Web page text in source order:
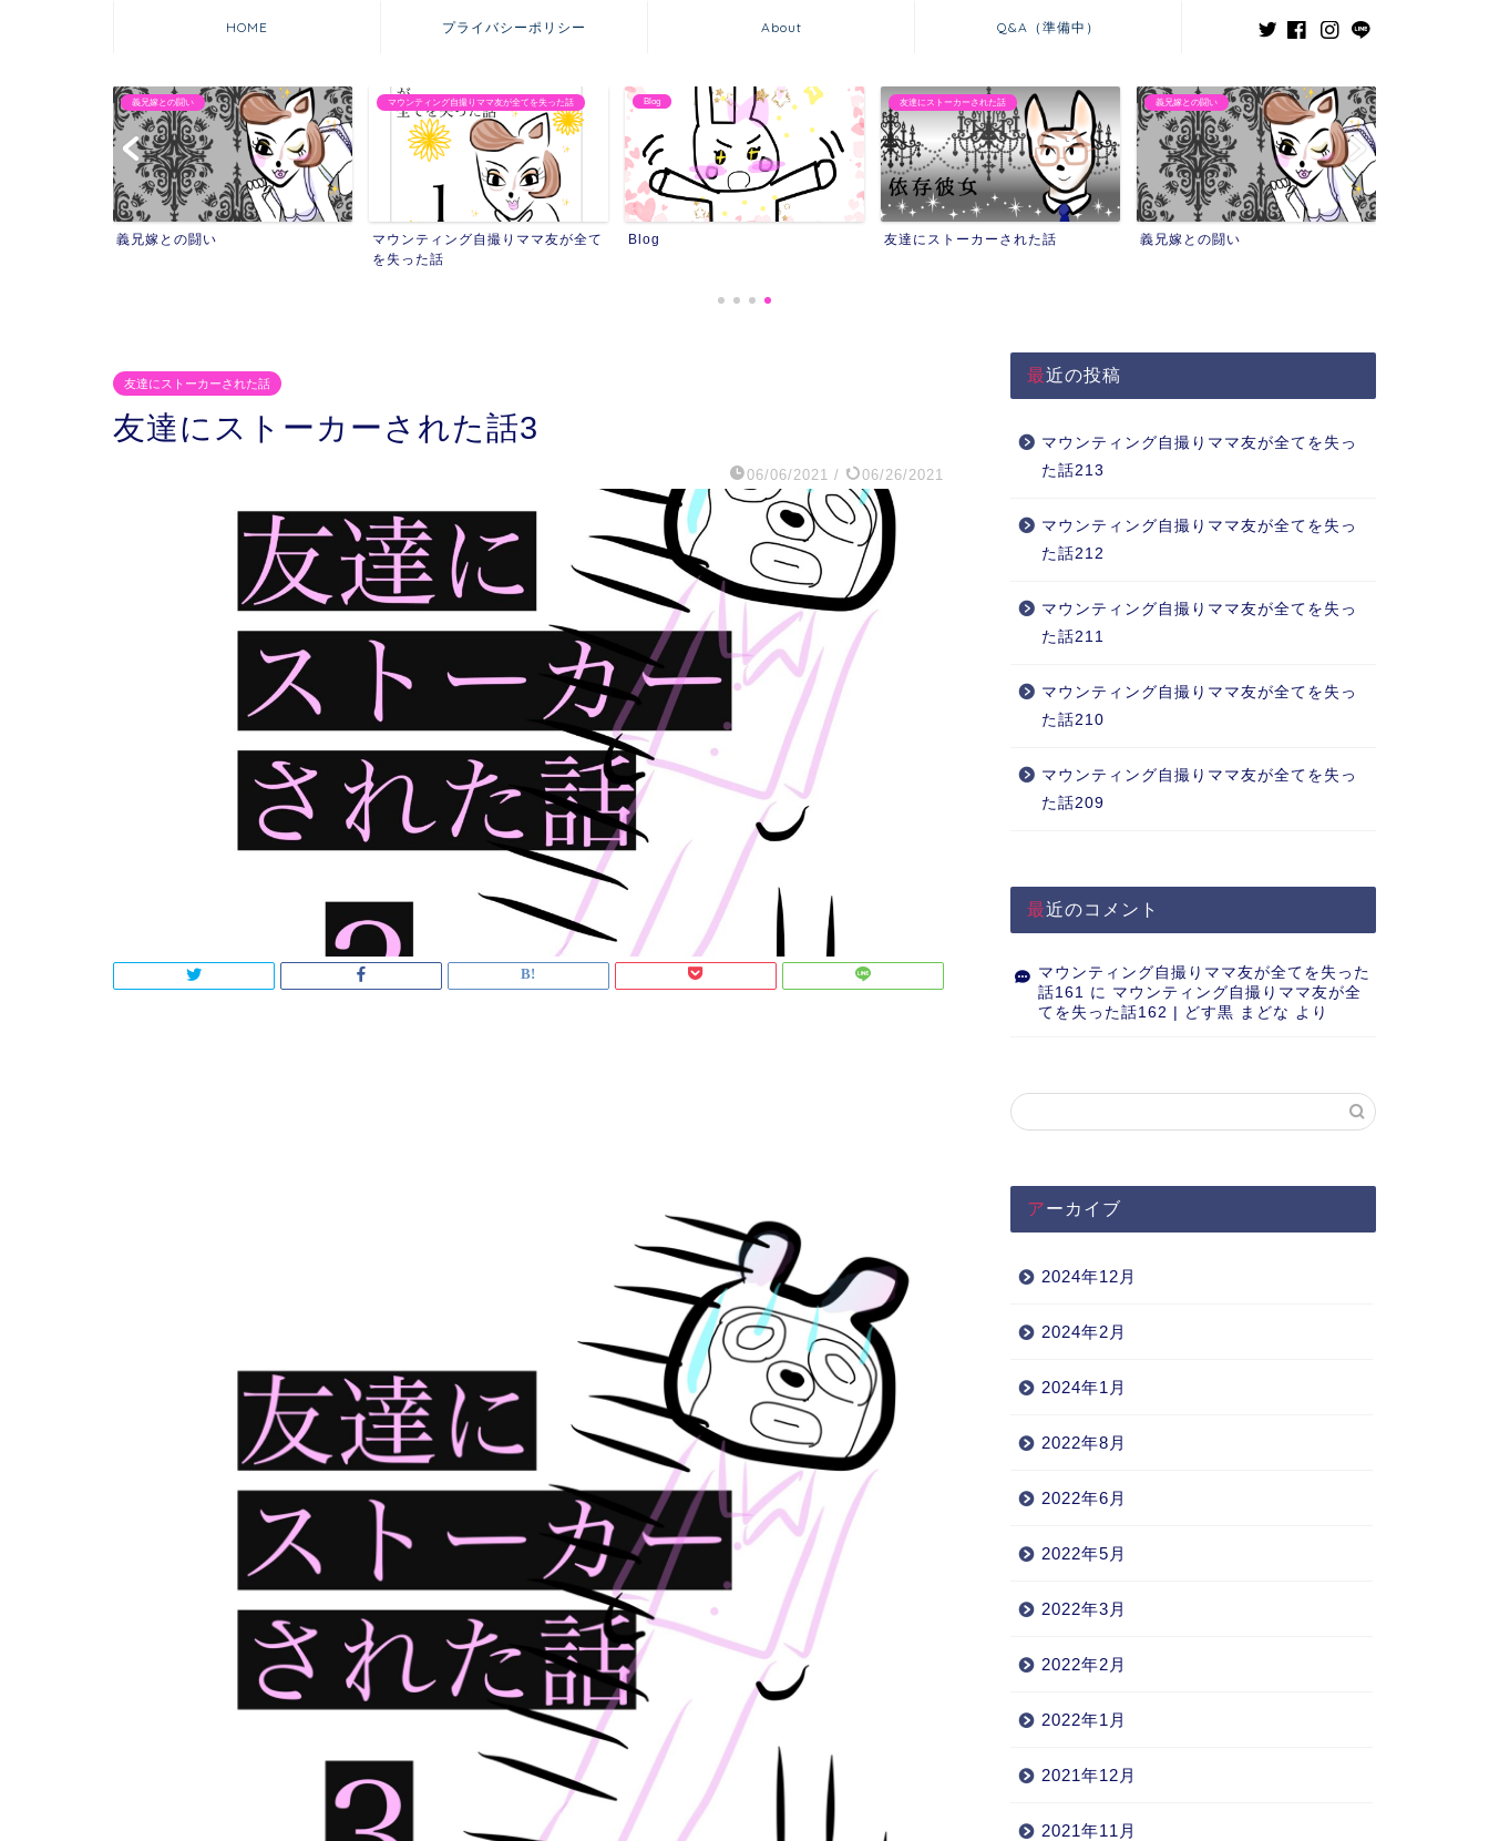
HOME プライバシーポリシー About Q&A（準備中）
義兄嫁との闘い
義兄嫁との闘い
マウンティング自撮りママ友が全てを失った話
マウンティング自撮りママ友が全て
を失った話
Blog
Blog
友達にストーカーされた話
友達にストーカーされた話
義兄嫁との闘い
義兄嫁との闘い
友達にストーカーされた話
友達にストーカーされた話3
06/06/2021 / 06/26/2021
最近の投稿
マウンティング自撮りママ友が全てを失っ
た話213
マウンティング自撮りママ友が全てを失っ
た話212
マウンティング自撮りママ友が全てを失っ
た話211
マウンティング自撮りママ友が全てを失っ
た話210
マウンティング自撮りママ友が全てを失っ
た話209
最近のコメント
マウンティング自撮りママ友が全てを失った
話161 に マウンティング自撮りママ友が全
てを失った話162 | どす黒 まどな より
アーカイブ
2024年12月
2024年2月
2024年1月
2022年8月
2022年6月
2022年5月
2022年3月
2022年2月
2022年1月
2021年12月
2021年11月